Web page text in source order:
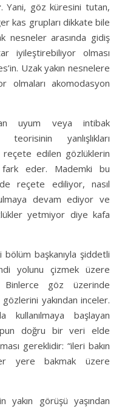
. Yani, göz küresini tutan,
kas grupları dikkate bile
nesneler arasında gidiş
iyileştirebiliyor olması
Uzak yakın nesnelere
olmaları akomodasyon
uyum veya intibak
yanlışlıkları
edilen gözlüklerin
fark eder. Mademki bu
reçete ediliyor, nasıl
devam ediyor ve
yetmiyor diye kafa
başkanıyla şiddetli
yolunu çizmek üzere
göz üzerinde
gözlerini yakından inceler.
başlayan
doğru bir veri elde
gereklidir: “ileri bakın
yere bakmak üzere
yakın görüşü yaşından